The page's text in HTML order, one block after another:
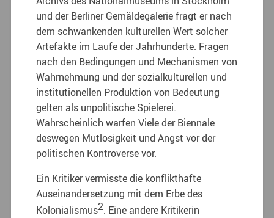
und der Berliner Gemäldegalerie fragt er nach
dem schwankenden kulturellen Wert solcher
Artefakte im Laufe der Jahrhunderte. Fragen
nach den Bedingungen und Mechanismen von
Wahrnehmung und der sozialkulturellen und
institutionellen Produktion von Bedeutung
gelten als unpolitische Spielerei.
Wahrscheinlich warfen Viele der Biennale
deswegen Mutlosigkeit und Angst vor der
politischen Kontroverse vor.
Ein Kritiker vermisste die konflikthafte
Auseinandersetzung mit dem Erbe des
Kolonialismus2. Eine andere Kritikerin